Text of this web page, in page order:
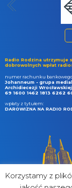
Radio Rodzina utrzymuje
dobrowolnych wpłat
numer rachunku
Johanneum - grupa
Archidiecezji Wrocławskiej
69 1600 1462 1813 6262
wpłaty z tytułem:
DAROWIZNA NA RADIO
Korzystamy z